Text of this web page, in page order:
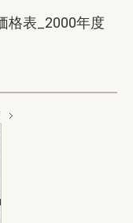
格表_2000年度